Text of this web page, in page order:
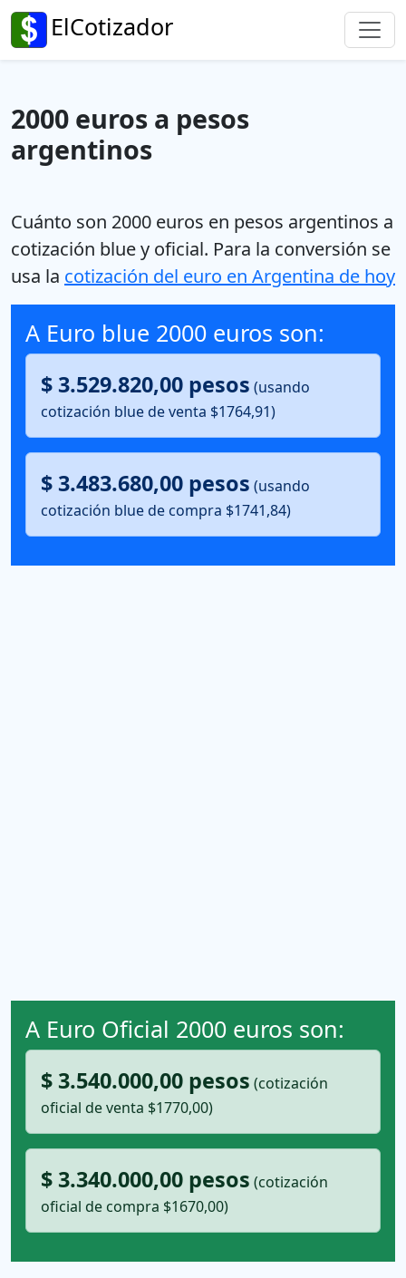
ElCotizador
2000 euros a pesos
argentinos
Cuánto son 2000 euros en pesos argentinos a
cotización blue y oficial. Para la conversión se
usa la cotización del euro en Argentina de hoy
A Euro blue 2000 euros son:
$ 3.529.820,00 pesos (usando
cotización blue de venta $1764,91)
$ 3.483.680,00 pesos (usando
cotización blue de compra $1741,84)
A Euro Oficial 2000 euros son:
$ 3.540.000,00 pesos (cotización
oficial de venta $1770,00)
$ 3.340.000,00 pesos (cotización
oficial de compra $1670,00)